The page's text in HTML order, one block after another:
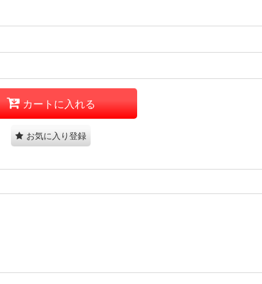
カートに入れる
お気に入り登録